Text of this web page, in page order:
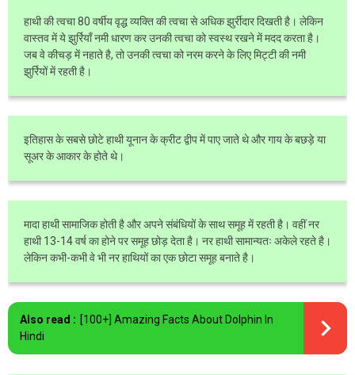
हाथी की त्वचा 80 वर्षीय वृद्ध व्यक्ति की त्वचा से अधिक झुर्रीदार दिखती है। लेकिन
वास्तव में ये झुर्रियाँ नमी धारण कर उनकी त्वचा को स्वस्थ रखने में मदद करता है।
जब वे कीचड़ में नहाते है, तो उनकी त्वचा को नरम करने के लिए मिट्टी की नमी
झुर्रियों में रहती है।
इतिहास के सबसे छोटे हाथी यूनान के क्रीट द्वीप में पाए जाते थे और गाय के बछड़े या
सूअर के आकार के होते थे।
मादा हाथी सामाजिक होती है और अपने संबंधियों के साथ समूह में रहती है। वहीं नर
हाथी 13-14 वर्ष का होने पर समूह छोड़ देता है। नर हाथी सामान्यतः अकेले रहते है।
लेकिन कभी-कभी वे भी नर हाथियों का एक छोटा समूह बनाते है।
Also read : [100+] Amazing Facts About Dolphin In
Hindi